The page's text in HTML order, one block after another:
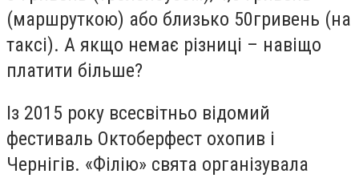
(маршруткою) або близько 50гривень (на
таксі). А якщо немає різниці – навіщо
платити більше?
Із 2015 року всесвітньо відомий
фестиваль Октоберфест охопив і
Чернігів. «Філію» свята організувала